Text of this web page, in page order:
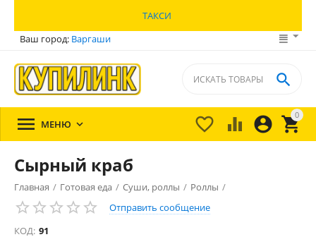
ТАКСИ
Ваш город: Варгаши
0


 

 МЕНЮ 
Сырный краб
Главная / Готовая еда / Суши, роллы / Роллы /
Отправить сообщение
КОД: 91